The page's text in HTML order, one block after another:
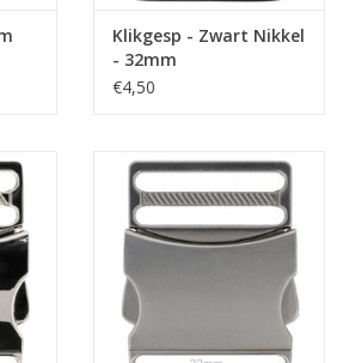
Klikgesp - Zwart Nikkel
- 32mm
€4,50